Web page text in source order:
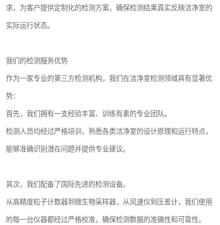
求，为客户提供定制化的检测方案，确保检测结果真实反映洁净室的
实际运行状态。
我们的检测服务优势
作为一家专业的第三方检测机构，我们在洁净室检测领域具有显著优
势：
首先，我们拥有一支经验丰富、训练有素的专业团队。
检测人员均经过严格培训，熟悉各类洁净室的设计原理和运行特点，
能够准确识别潜在问题并提供专业建议。
其次，我们配备了国际先进的检测设备。
从高精度粒子计数器到微生物采样器，从风速仪到压差计，我们使用
的每一台仪器都经过严格校准，确保检测数据的准确性和可靠性。